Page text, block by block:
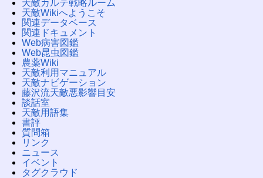
天敵カルテ戦略ルーム
天敵Wikiへようこそ
関連データベース
関連ドキュメント
Web病害図鑑
Web昆虫図鑑
農薬Wiki
天敵利用マニュアル
天敵ナビゲーション
藤沢流天敵悪影響目安
談話室
天敵用語集
書評
質問箱
リンク
ニュース
イベント
タグクラウド